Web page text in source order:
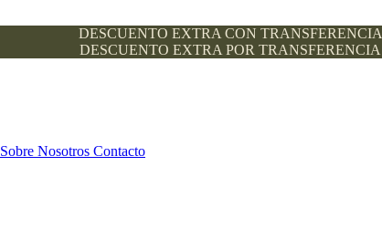
DESCUENTO EXTRA CON TRANSFERENCIA
DESCUENTO EXTRA POR TRANSFERENCIA
Sobre Nosotros Contacto